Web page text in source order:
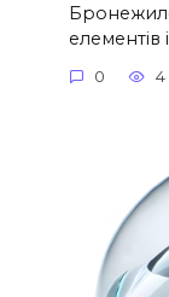
елементів
0 4